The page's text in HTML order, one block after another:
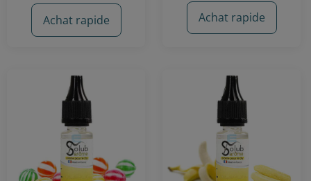
27 avis
Achat rapide Achat rapide